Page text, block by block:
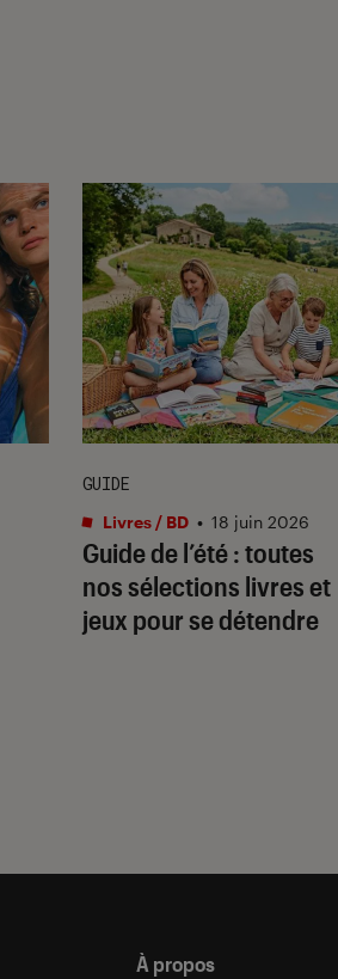
Guide de l’été : toutes
nos sélections livres et
jeux pour se détendre
GUIDE
Livres / BD • 18 juin 2026
À propos